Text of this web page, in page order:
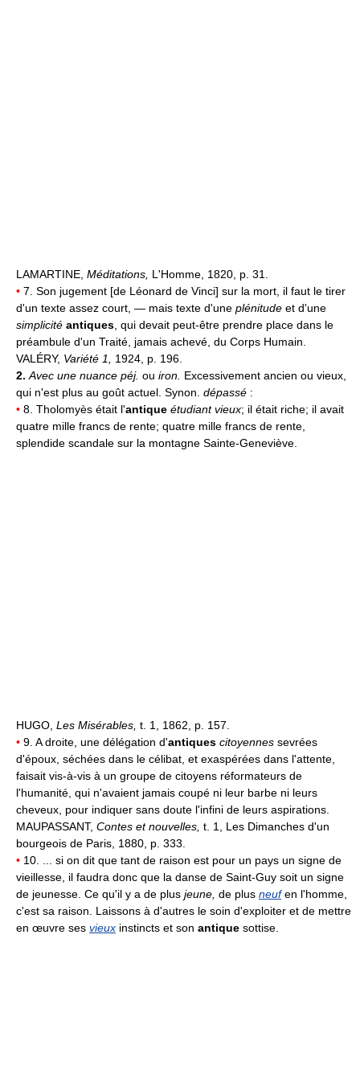
LAMARTINE, Méditations, L'Homme, 1820, p. 31.
• 7. Son jugement [de Léonard de Vinci] sur la mort, il faut le tirer
d'un texte assez court, — mais texte d'une plénitude et d'une
simplicité antiques , qui devait peut-être prendre place dans le
préambule d'un Traité, jamais achevé, du Corps Humain.
VALÉRY, Variété 1, 1924, p. 196.
2. Avec une nuance péj. ou iron. Excessivement ancien ou vieux,
qui n'est plus au goût actuel. Synon. dépassé :
• 8. Tholomyès était l'antique étudiant vieux; il était riche; il avait
quatre mille francs de rente; quatre mille francs de rente,
splendide scandale sur la montagne Sainte-Geneviève.
HUGO, Les Misérables, t. 1, 1862, p. 157.
• 9. A droite, une délégation d'antiques citoyennes sevrées
d'époux, séchées dans le célibat, et exaspérées dans l'attente,
faisait vis-à-vis à un groupe de citoyens réformateurs de
l'humanité, qui n'avaient jamais coupé ni leur barbe ni leurs
cheveux, pour indiquer sans doute l'infini de leurs aspirations.
MAUPASSANT, Contes et nouvelles, t. 1, Les Dimanches d'un
bourgeois de Paris, 1880, p. 333.
• 10. ... si on dit que tant de raison est pour un pays un signe de
vieillesse, il faudra donc que la danse de Saint-Guy soit un signe
de jeunesse. Ce qu'il y a de plus jeune, de plus neufen l'homme,
c'est sa raison. Laissons à d'autres le soin d'exploiter et de mettre
en œuvre ses vieux instincts et son antique sottise.